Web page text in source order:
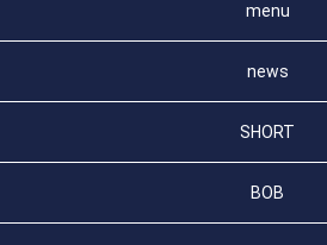
menu
news
SHORT
BOB